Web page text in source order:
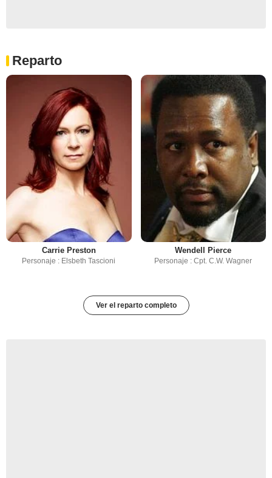
Reparto
Carrie Preston
Personaje : Elsbeth Tascioni
Wendell Pierce
Personaje : Cpt. C.W. Wagner
Ver el reparto completo